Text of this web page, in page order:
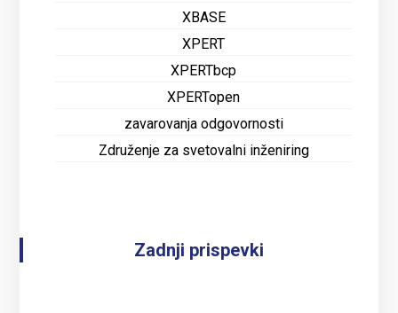
XBASE
XPERT
XPERTbcp
XPERTopen
zavarovanja odgovornosti
Združenje za svetovalni inženiring
Zadnji prispevki